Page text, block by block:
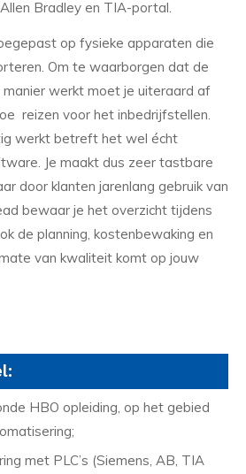
Bradley en TIA-portal.
op fysieke apparaten die
Om te waarborgen dat de
werkt moet je uiteraard af
reizen voor het inbedrijfstellen.
werkt betreft het wel écht
Je maakt dus zeer tastbare
door klanten jarenlang gebruik van
bewaar je het overzicht tijdens
de planning, kostenbewaking en
van kwaliteit komt op jouw
HBO opleiding, op het gebied
met PLC’s (Siemens, AB, TIA